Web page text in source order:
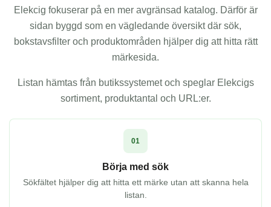
Elekcig fokuserar på en mer avgränsad katalog. Därför är
sidan byggd som en vägledande översikt där sök,
bokstavsfilter och produktområden hjälper dig att hitta rätt
märkesida.
Listan hämtas från butikssystemet och speglar Elekcigs
sortiment, produktantal och URL:er.
01
Börja med sök
Sökfältet hjälper dig att hitta ett märke utan att skanna hela
listan.